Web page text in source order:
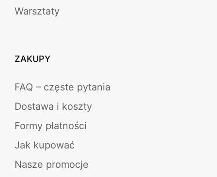
Warsztaty
ZAKUPY
FAQ – częste pytania
Dostawa i koszty
Formy płatności
Jak kupować
Nasze promocje